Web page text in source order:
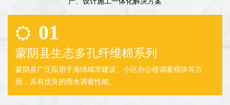
01
蒙阴县生态多孔纤维棉系列
蒙阴县广泛应用于海绵城市建设、小区办公楼调蓄模块等方
面，具有优良的雨水调蓄性能。